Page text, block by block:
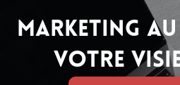
marketing au
votre